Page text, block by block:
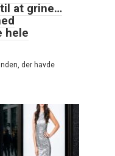
at grine…
hele
der havde